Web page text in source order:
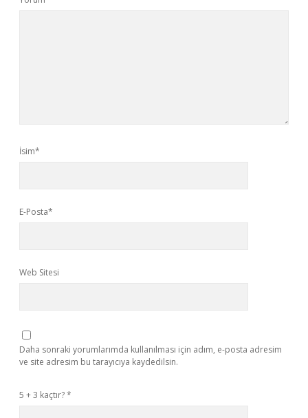
İsim*
E-Posta*
Web Sitesi
Daha sonraki yorumlarımda kullanılması için adım, e-posta adresim
ve site adresim bu tarayıcıya kaydedilsin.
5 + 3 kaçtır?*